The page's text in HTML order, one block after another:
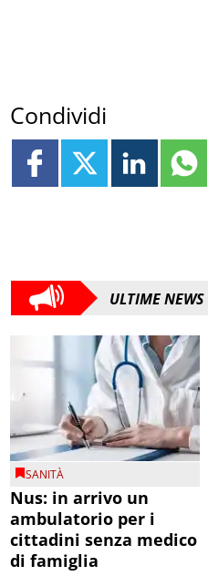
Condividi
ULTIME NEWS
SANITÀ
Nus: in arrivo un
ambulatorio per i
cittadini senza medico
di famiglia